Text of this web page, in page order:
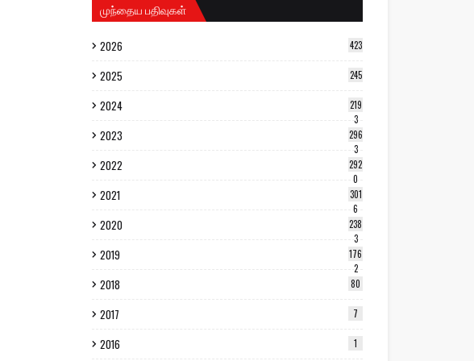
முந்தைய பதிவுகள்
2026 423
2025 245
2024
219
3
2023
296
3
2022
292
0
2021
301
6
2020
238
3
2019
176
2
2018 80
2017 7
2016 1